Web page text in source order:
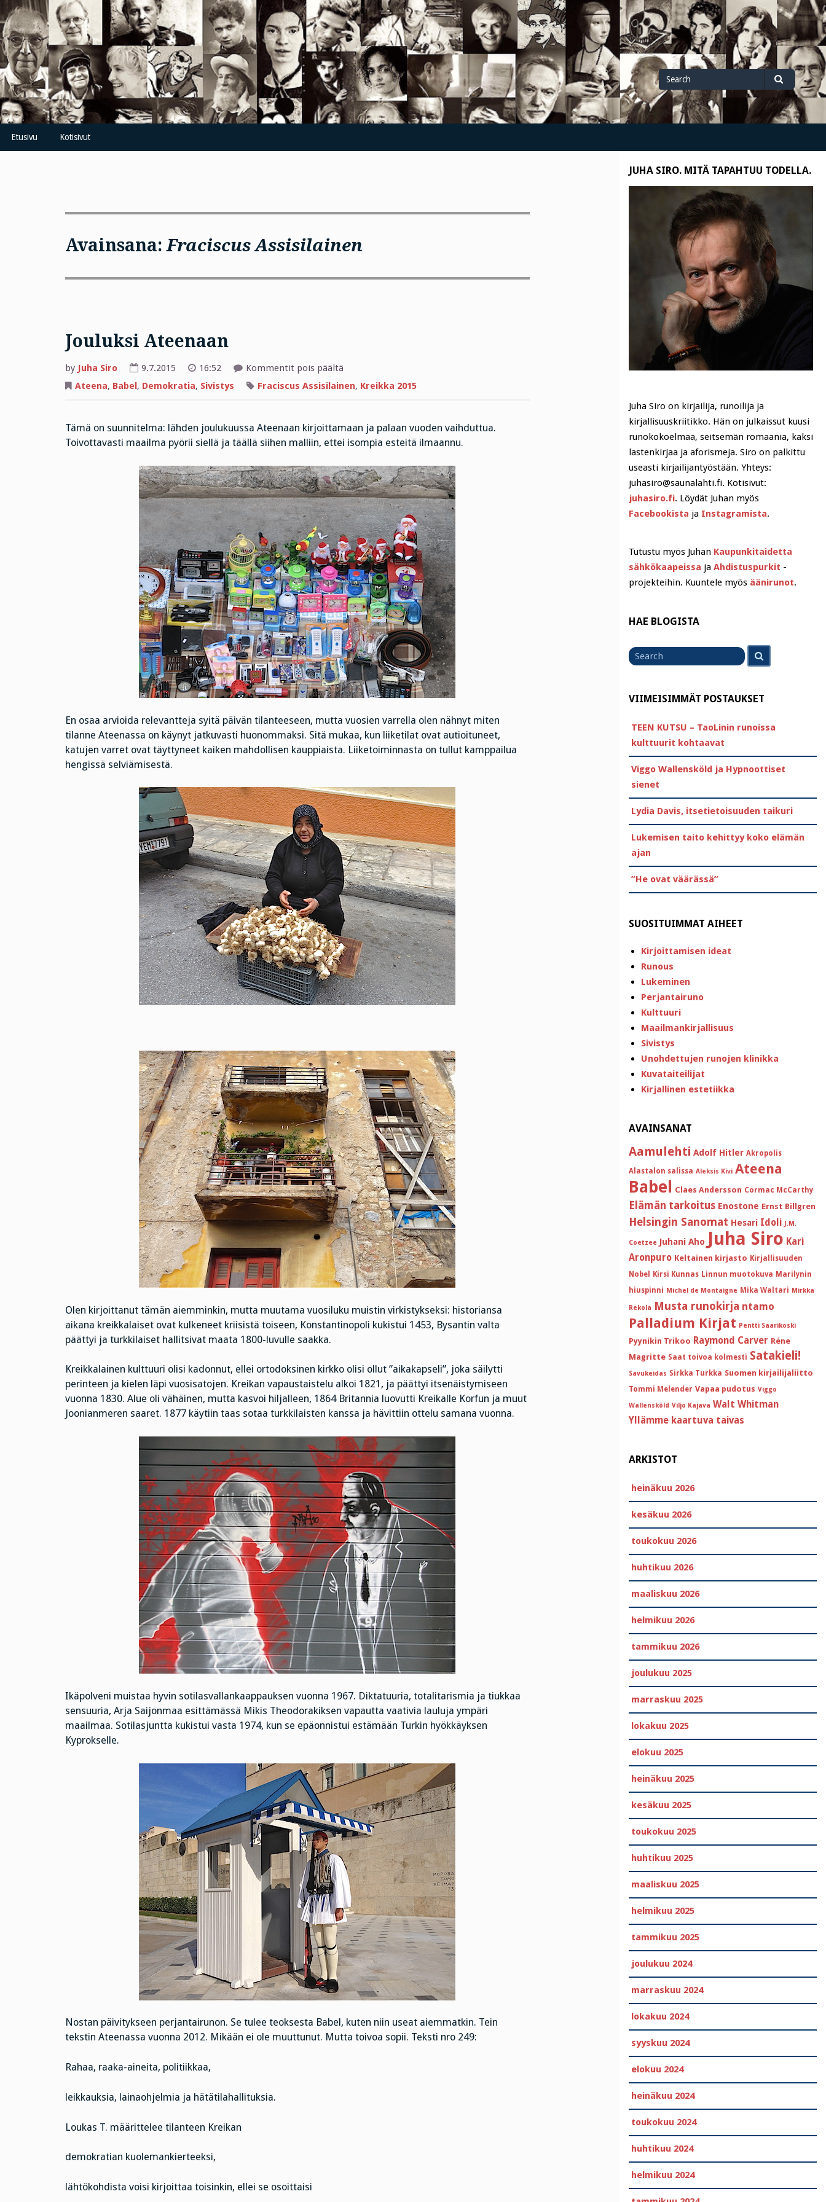
Skip
to
content
Search
for
Search
Etusivu Kotisivut
Avainsana:Fraciscus Assisilainen
Jouluksi Ateenaan
by Juha Siro 9.7.2015 16:52 Kommentit pois päältäartikkelissa
Ateenaan
Ateena, Babel, Demokratia, Sivistys Fraciscus Assisilainen, Kreikka 2015
Tämä on suunnitelma: lähden joulukuussa Ateenaan kirjoittamaan ja palaan vuoden vaihduttua.
Toivottavasti maailma pyörii siellä ja täällä siihen malliin, ettei isompia esteitä ilmaannu.
En osaa arvioida relevantteja syitä päivän tilanteeseen, mutta vuosien varrella olen nähnyt miten
tilanne Ateenassa on käynyt jatkuvasti huonommaksi. Sitä mukaa, kun liiketilat ovat autioituneet,
katujen varret ovat täyttyneet kaiken mahdollisen kauppiaista. Liiketoiminnasta on tullut kamppailua
hengissä selviämisestä.
Olen kirjoittanut tämän aiemminkin, mutta muutama vuosiluku muistin virkistykseksi: historiansa
aikana kreikkalaiset ovat kulkeneet kriisistä toiseen, Konstantinopoli kukistui 1453, Bysantin valta
päättyi ja turkkilaiset hallitsivat maata 1800-luvulle saakka.
Kreikkalainen kulttuuri olisi kadonnut, ellei ortodoksinen kirkko olisi ollut ”aikakapseli”, joka säilytti
perinteen ja kielen läpi vuosisatojen. Kreikan vapaustaistelu alkoi 1821, ja päättyi itsenäistymiseen
vuonna 1830. Alue oli vähäinen, mutta kasvoi hiljalleen, 1864 Britannia luovutti Kreikalle Korfun ja muut
Joonianmeren saaret. 1877 käytiin taas sotaa turkkilaisten kanssa ja hävittiin ottelu samana vuonna.
Ikäpolveni muistaa hyvin sotilasvallankaappauksen vuonna 1967. Diktatuuria, totalitarismia ja tiukkaa
sensuuria, Arja Saijonmaa esittämässä Mikis Theodorakiksen vapautta vaativia lauluja ympäri
maailmaa. Sotilasjuntta kukistui vasta 1974, kun se epäonnistui estämään Turkin hyökkäyksen
Kyprokselle.
Nostan päivitykseen perjantairunon. Se tulee teoksesta Babel, kuten niin useat aiemmatkin. Tein
tekstin Ateenassa vuonna 2012. Mikään ei ole muuttunut. Mutta toivoa sopii. Teksti nro 249:
Rahaa, raaka-aineita, politiikkaa,
leikkauksia, lainaohjelmia ja hätätilahallituksia.
Loukas T. määrittelee tilanteen Kreikan
demokratian kuolemankierteeksi,
lähtökohdista voisi kirjoittaa toisinkin, ellei se osoittaisi
JUHA SIRO. MITÄ TAPAHTUU TODELLA.
Juha Siro on kirjailija, runoilija ja
kirjallisuuskriitikko. Hän on julkaissut kuusi
runokokoelmaa, seitsemän romaania, kaksi
lastenkirjaa ja aforismeja. Siro on palkittu
useasti kirjailijantyöstään. Yhteys:
juhasiro@saunalahti.fi. Kotisivut:
juhasiro.fi. Löydät Juhan myös
Facebookista ja Instagramista.
Tutustu myös Juhan Kaupunkitaidetta
sähkökaapeissa ja Ahdistuspurkit -
projekteihin. Kuuntele myös äänirunot.
HAE BLOGISTA
for
VIIMEISIMMÄT POSTAUKSET
TEEN KUTSU – TaoLinin runoissa
kulttuurit kohtaavat
Viggo Wallensköld ja Hypnoottiset
sienet
Lydia Davis, itsetietoisuuden taikuri
Lukemisen taito kehittyy koko elämän
ajan
”He ovat väärässä”
SUOSITUIMMAT AIHEET
Kirjoittamisen ideat
Runous
Lukeminen
Perjantairuno
Kulttuuri
Maailmankirjallisuus
Sivistys
Unohdettujen runojen klinikka
Kuvataiteilijat
Kirjallinen estetiikka
AVAINSANAT
Aamulehti Adolf Hitler Akropolis
Alastalon salissa Aleksis Kivi Ateena
Babel Claes Andersson Cormac McCarthy
Elämän tarkoitus Enostone Ernst Billgren
Helsingin Sanomat Hesari Idoli J.M.
Coetzee Juhani Aho Juha Siro Kari
Aronpuro Keltainen kirjasto Kirjallisuuden
Nobel
Kirsi Kunnas Linnun muotokuva Marilynin
hiuspinni Michel de Montaigne Mika Waltari Mirkka
Rekola Musta runokirja ntamo
Palladium Kirjat Pentti Saarikoski
Pyynikin Trikoo Raymond Carver Réne
Magritte Saat toivoa kolmesti Satakieli!
Savukeidas Sirkka Turkka Suomen kirjailijaliitto
Tommi Melender Vapaa pudotus Viggo
Wallensköld Viljo Kajava Walt Whitman
Yllämme kaartuva taivas
ARKISTOT
heinäkuu 2026
kesäkuu 2026
toukokuu 2026
huhtikuu 2026
maaliskuu 2026
helmikuu 2026
tammikuu 2026
joulukuu 2025
marraskuu 2025
lokakuu 2025
elokuu 2025
heinäkuu 2025
kesäkuu 2025
toukokuu 2025
huhtikuu 2025
maaliskuu 2025
helmikuu 2025
tammikuu 2025
joulukuu 2024
marraskuu 2024
lokakuu 2024
syyskuu 2024
elokuu 2024
heinäkuu 2024
toukokuu 2024
huhtikuu 2024
helmikuu 2024